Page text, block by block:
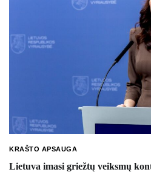
KRAŠTO APSAUGA
Lietuva imasi griežtų veiksmų